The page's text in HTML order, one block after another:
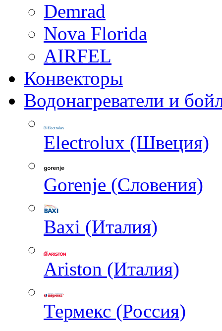
Demrad
Nova Florida
AIRFEL
Конвекторы
Водонагреватели и
Electrolux (Швеция)
Gorenje (Словения)
Baxi (Италия)
Ariston (Италия)
Термекс (Россия)